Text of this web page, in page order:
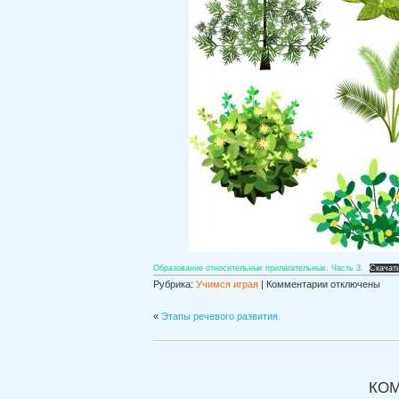
Образование относительных прилагательных. Часть 3.
Рубрика: Учимся играя | Комментариикотключены
« Этапы речевого развития.